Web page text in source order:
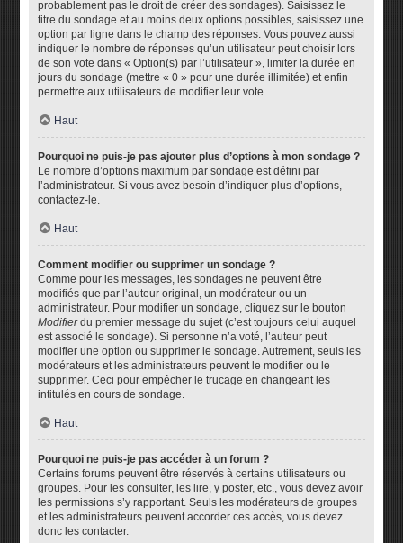
probablement pas le droit de créer des sondages). Saisissez le
titre du sondage et au moins deux options possibles, saisissez une
option par ligne dans le champ des réponses. Vous pouvez aussi
indiquer le nombre de réponses qu’un utilisateur peut choisir lors
de son vote dans « Option(s) par l’utilisateur », limiter la durée en
jours du sondage (mettre « 0 » pour une durée illimitée) et enfin
permettre aux utilisateurs de modifier leur vote.
Haut
Pourquoi ne puis-je pas ajouter plus d’options à mon sondage ?
Le nombre d’options maximum par sondage est défini par
l’administrateur. Si vous avez besoin d’indiquer plus d’options,
contactez-le.
Haut
Comment modifier ou supprimer un sondage ?
Comme pour les messages, les sondages ne peuvent être
modifiés que par l’auteur original, un modérateur ou un
administrateur. Pour modifier un sondage, cliquez sur le bouton
Modifierdu premier message du sujet (c’est toujours celui auquel
est associé le sondage). Si personne n’a voté, l’auteur peut
modifier une option ou supprimer le sondage. Autrement, seuls les
modérateurs et les administrateurs peuvent le modifier ou le
supprimer. Ceci pour empêcher le trucage en changeant les
intitulés en cours de sondage.
Haut
Pourquoi ne puis-je pas accéder à un forum ?
Certains forums peuvent être réservés à certains utilisateurs ou
groupes. Pour les consulter, les lire, y poster, etc., vous devez avoir
les permissions s’y rapportant. Seuls les modérateurs de groupes
et les administrateurs peuvent accorder ces accès, vous devez
donc les contacter.